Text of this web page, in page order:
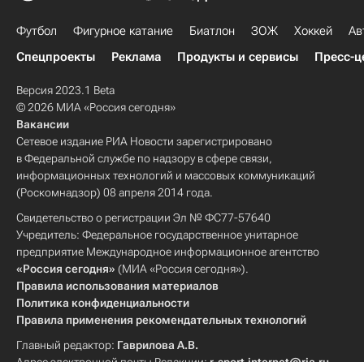
Футбол Фигурное катание Биатлон ЗОЖ Хоккей
Спецпроекты
Реклама Продукты и сервисы Пресс-
Версия 2023.1 Beta
© 2026 МИА «Россия сегодня»
Вакансии
Сетевое издание РИА Новости зарегистрировано
в Федеральной службе по надзору в сфере связи,
информационных технологий и массовых коммуникаций
(Роскомнадзор) 08 апреля 2014 года.
Свидетельство о регистрации Эл № ФС77-57640
Учредитель: Федеральное государственное унитарное
предприятие Международное информационное агентство
«Россия сегодня» (МИА «Россия сегодня»).
Правила использования материалов
Политика конфиденциальности
Правила применения рекомендательных технологий
Главный редактор: Гаврилова А.В.